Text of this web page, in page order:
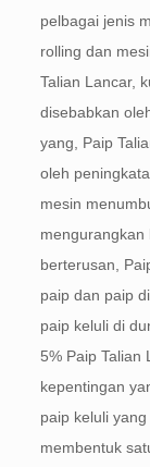
pelbagai jenis
rolling dan
Talian Lancar,
disebabkan
yang, Paip
oleh
mesin
mengurangkan
berterusan,
paip dan paip
paip keluli di
5% Paip Talian
kepentingan
paip keluli
membentuk